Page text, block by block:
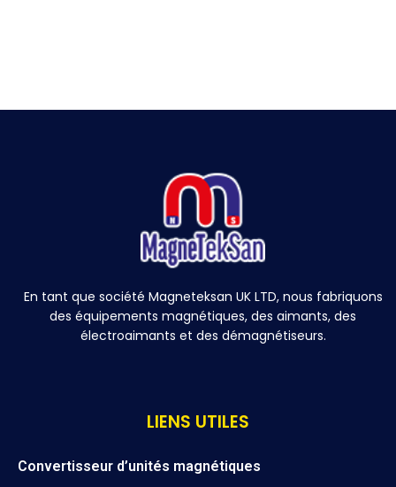
En tant que société Magneteksan UK LTD, nous fabriquons
des équipements magnétiques, des aimants, des
électroaimants et des démagnétiseurs.
LIENS UTILES
Convertisseur d’unités magnétiques